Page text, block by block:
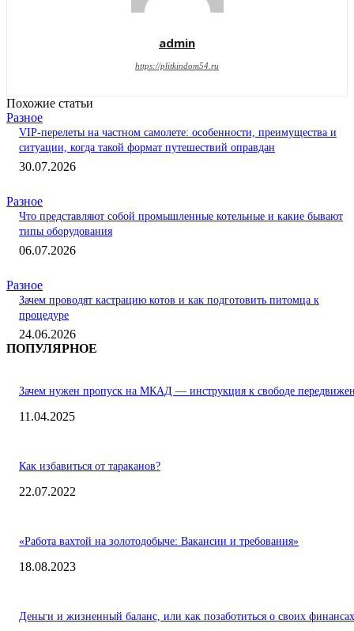
admin
https://plitkindom54.ru
Похожие статьи
Разное
VIP-перелеты на частном самолете: особенности, преимущества и
ситуации, когда такой формат путешествий оправдан
30.07.2026
Разное
Что представляют собой промышленные котельные и какие бывают
типы оборудования
06.07.2026
Разное
Зачем проводят кастрацию котов и как подготовить питомца к
процедуре
24.06.2026
ПОПУЛЯРНОЕ
Зачем нужен пропуск на МКАД — инструкция к свободе
11.04.2025
Как избавиться от тараканов?
22.07.2022
«Работа вахтой на золотодобыче: Вакансии и требования»
18.08.2023
Деньги и жизненный баланс, или как позаботиться о своих финансах